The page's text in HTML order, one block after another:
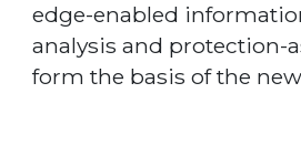
edge-enabled
analysis and protection-
form the basis of the